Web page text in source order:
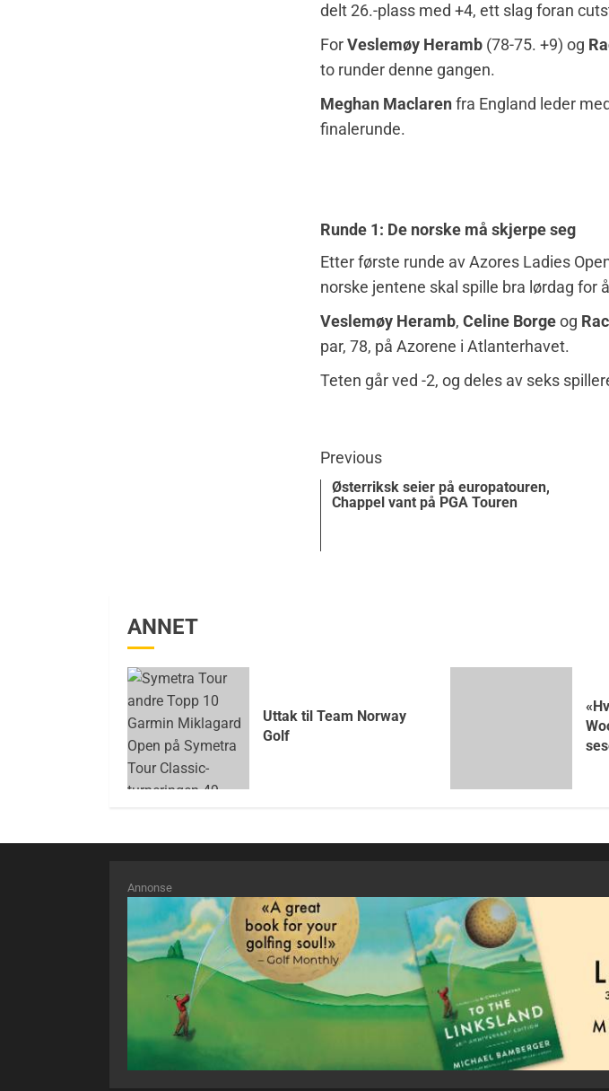
delt 26.-plass med +4, ett slag foran
ForVeslemøy Heramb (78-75. +9) og
to runder denne gangen.
Meghan Maclarenfra England leder
finalerunde.
Runde 1: De norske må skjerpe seg
Etter første runde av Azores Ladies
norske jentene skal spille bra lørdag for
Veslemøy Heramb, Celine Borgeog
par, 78, på Azorene i Atlanterhavet.
Teten går ved -2, og deles av seks
Previous
Østerriksk seier på europatouren,
Chappel vant på PGA Touren
ANNET
Uttak til Team Norway
Golf
Annonse